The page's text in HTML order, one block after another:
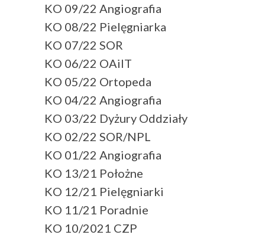
KO 09/22 Angiografia
KO 08/22 Pielęgniarka
KO 07/22 SOR
KO 06/22 OAiIT
KO 05/22 Ortopeda
KO 04/22 Angiografia
KO 03/22 Dyżury Oddziały
KO 02/22 SOR/NPL
KO 01/22 Angiografia
KO 13/21 Położne
KO 12/21 Pielęgniarki
KO 11/21 Poradnie
KO 10/2021 CZP